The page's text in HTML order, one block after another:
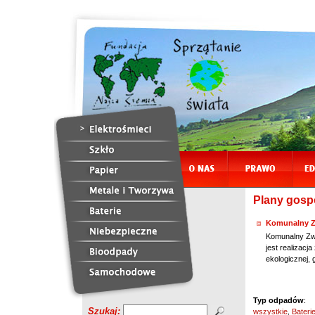
Szukaj:
Plany
Komunalny
Komunalny
jest realizacja
ekologicznej,
Typ odpadów:
wszystkie Baterie